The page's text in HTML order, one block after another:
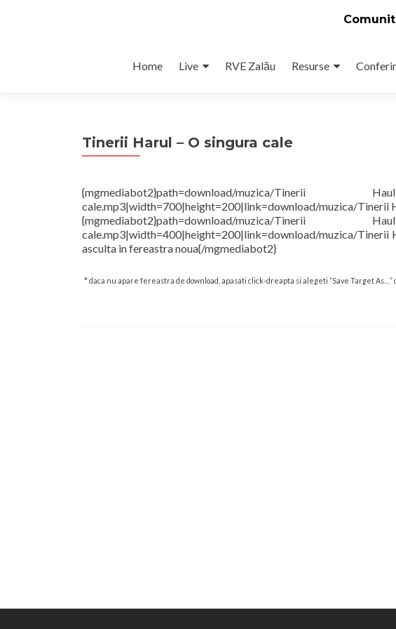
Home Live RVE Zalău Resurse
Tinerii Harul – O singura cale
{mgmediabot2}path=download/
cale.mp3|width=700|height=200|link=download/muzica/Tinerii
{mgmediabot2}path=download/
cale.mp3|width=400|height=200|link=download/muzica/Tinerii
asculta in fereastra noua{/mgmediabot2}
* daca nu apare fereastra de download, apasati click-dreapta si alegeti “Save Target